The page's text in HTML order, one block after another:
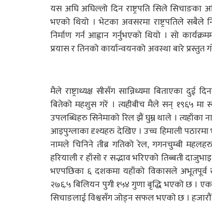
यस अघि अघिल्लो दिन राष्ट्रपति सिले
भएको थियो । भेटका अवसरमा राष्ट्रपतिले
निर्माण गर्न आह्वान गर्नुभएको थियो । सो
प्रयास र तिनको कार्यान्वयनको अवस्था बारे प्रस्तुत
मैले राष्ट्राध्यक्ष सीसँग सान्निध्यमा बिताएका
बितेको महशुस गरें । त्यहीबीच मैले सन् १९६५ मा
उपलब्धिहरु सिनेमाको रिल झैं घुम्न थाले । त्यहाँका
आइपुग्लाका दृश्यहरु देखिए । उच्च हिमाली
नामले चिनिने तीब्र गतिको रेल, गगनचुम्बी
हरियाली र हाँसो र सद्भाव भरिएको तिब्बती
भएपछिका ६ दशकमा यहाँको विकासले
२७६.५ बिलियन पुगी १५४ गुणा बृद्धि भएको छ ।
सिचाङलाई विश्वसँग जोड्न सफल भएको छ ।